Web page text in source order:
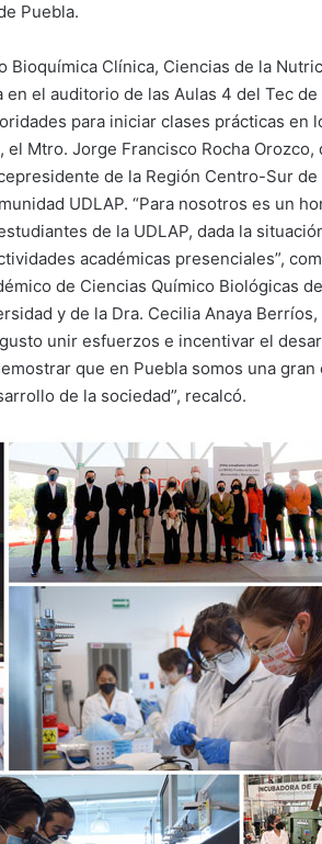
Puebla.
Clínica, Ciencias de la
el auditorio de las Aulas 4 del Tec
para iniciar clases prácticas en
Mtro. Jorge Francisco Rocha Orozco,
de la Región Centro-Sur de
UDLAP. “Para nosotros es un
de la UDLAP, dada la
académicas presenciales”,
de Ciencias Químico Biológicas
y de la Dra. Cecilia Anaya
unir esfuerzos e incentivar el
que en Puebla somos una gran
de la sociedad”, recalcó.